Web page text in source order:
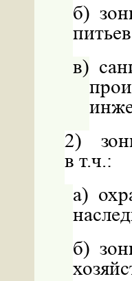
б)
в)
2)
в т.ч.:
а)
б)